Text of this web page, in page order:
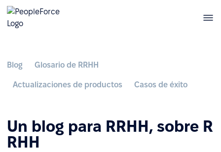
Blog Glosario de RRHH
Actualizaciones de productos Casos de éxito
Un blog para RRHH, sobre R
RHH